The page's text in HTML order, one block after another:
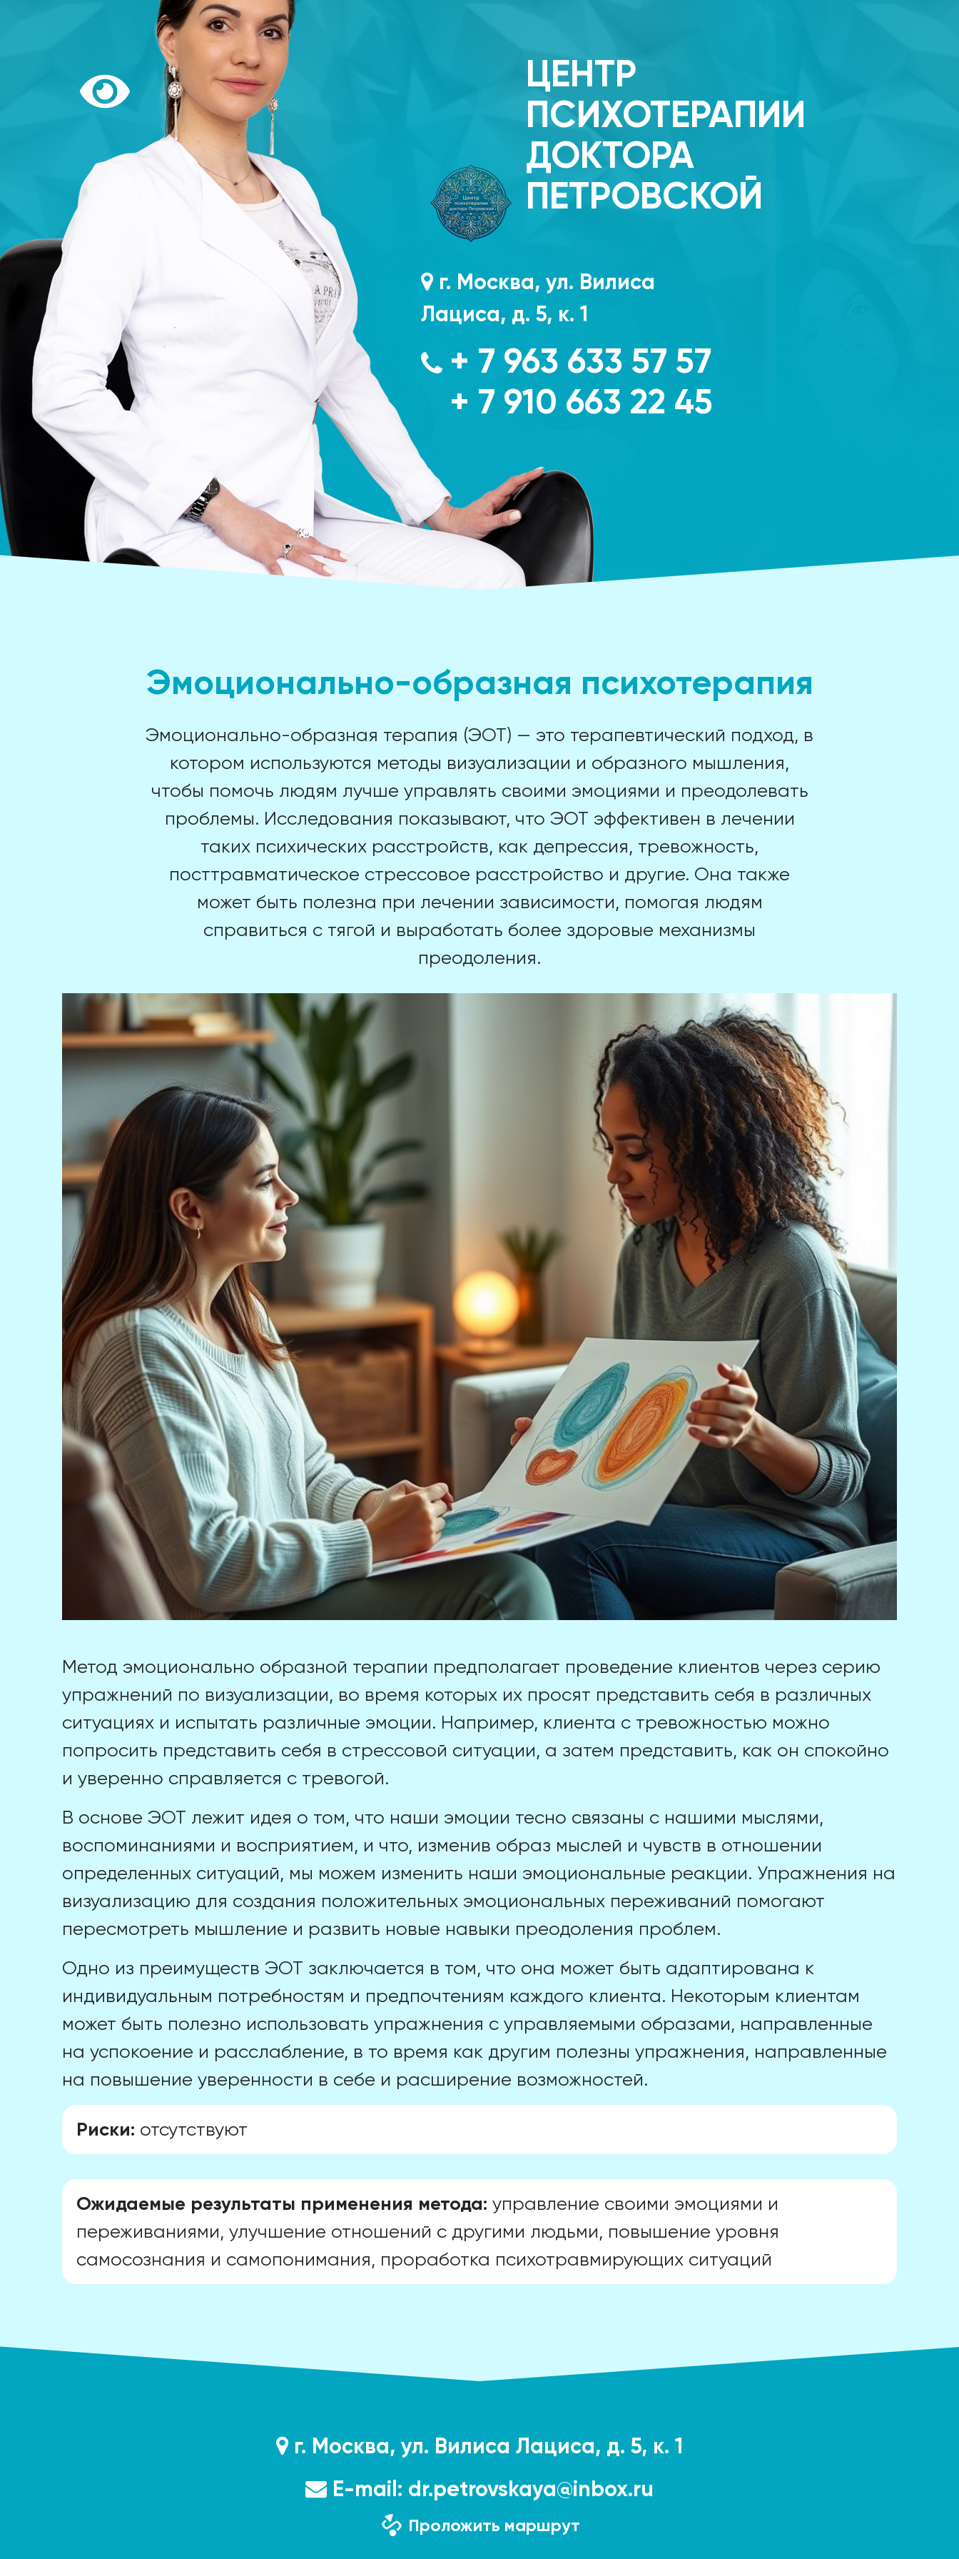
Версия
для
слабовидящих
ЦЕНТР
ПСИХОТЕРАПИИ
ДОКТОРА
ПЕТРОВСКОЙ
г. Москва, ул. Вилиса
Лациса, д. 5, к. 1
+ 7 963 633 57 57
+ 7 910 663 22 45
Эмоционально-образная психотерапия
Эмоционально-образная терапия (ЭОТ) — это терапевтический подход, в
котором используются методы визуализации и образного мышления,
чтобы помочь людям лучше управлять своими эмоциями и преодолевать
проблемы. Исследования показывают, что ЭОТ эффективен в лечении
таких психических расстройств, как депрессия, тревожность,
посттравматическое стрессовое расстройство и другие. Она также
может быть полезна при лечении зависимости, помогая людям
справиться с тягой и выработать более здоровые механизмы
преодоления.
Метод эмоционально образной терапии предполагает проведение клиентов через серию
упражнений по визуализации, во время которых их просят представить себя в различных
ситуациях и испытать различные эмоции. Например, клиента с тревожностью можно
попросить представить себя в стрессовой ситуации, а затем представить, как он спокойно
и уверенно справляется с тревогой.
В основе ЭОТ лежит идея о том, что наши эмоции тесно связаны с нашими мыслями,
воспоминаниями и восприятием, и что, изменив образ мыслей и чувств в отношении
определенных ситуаций, мы можем изменить наши эмоциональные реакции. Упражнения на
визуализацию для создания положительных эмоциональных переживаний помогают
пересмотреть мышление и развить новые навыки преодоления проблем.
Одно из преимуществ ЭОТ заключается в том, что она может быть адаптирована к
индивидуальным потребностям и предпочтениям каждого клиента. Некоторым клиентам
может быть полезно использовать упражнения с управляемыми образами, направленные
на успокоение и расслабление, в то время как другим полезны упражнения, направленные
на повышение уверенности в себе и расширение возможностей.
Риски: отсутствуют
Ожидаемые результаты применения метода: управление своими эмоциями и
переживаниями, улучшение отношений с другими людьми, повышение уровня
самосознания и самопонимания, проработка психотравмирующих ситуаций
г. Москва, ул. Вилиса Лациса, д. 5, к. 1
E-mail: dr.petrovskaya@inbox.ru
Проложить маршрут